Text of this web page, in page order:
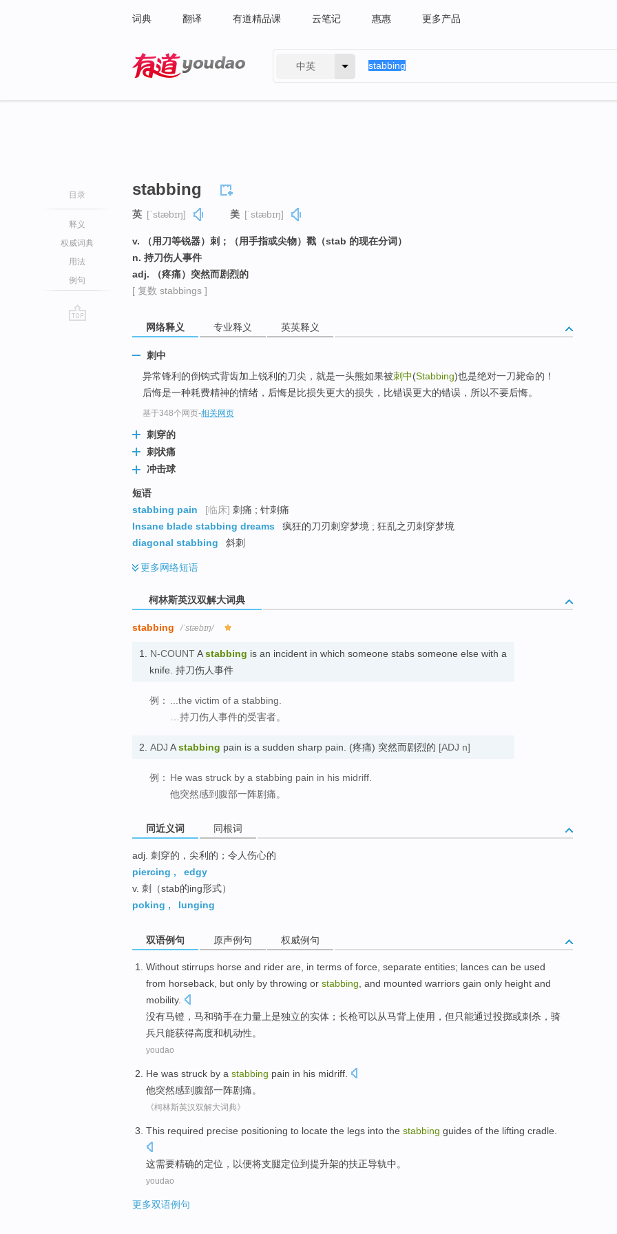
词典 翻译 有道精品课 云笔记 惠惠 更多产品
中英
目录
释义
权威词典
用法
例句
stabbing
英 [ˈstæbɪŋ] 美 [ˈstæbɪŋ]
v. （用刀等锐器）刺；（用手指或尖物）戳（stab 的现在分词）
n. 持刀伤人事件
adj. （疼痛）突然而剧烈的
[ 复数 stabbings ]
网络释义 专业释义 英英释义
刺中
异常锋利的倒钩式背齿加上锐利的刀尖，就是一头熊如果被刺中(Stabbing)也是绝对一刀毙命的！
后悔是一种耗费精神的情绪，后悔是比损失更大的损失，比错误更大的错误，所以不要后悔。
基于348个网页-相关网页
刺穿的
刺状痛
冲击球
短语
stabbing pain
[临床] 刺痛 ; 针刺痛
Insane blade stabbing dreams
疯狂的刀刃刺穿梦境 ; 狂乱之刃刺穿梦境
diagonal stabbing
斜刺
更多网络短语
柯林斯英汉双解大词典
stabbing /ˈstæbɪŋ/
1. N-COUNTAstabbing is an incident in which someone stabs someone else with a
knife. 持刀伤人事件
例：
...the victim of a stabbing.
…持刀伤人事件的受害者。
2. ADJ Astabbing pain is a sudden sharp pain. (疼痛) 突然而剧烈的 [ADJ n]
例： He was struck by a stabbing pain in his midriff.
他突然感到腹部一阵剧痛。
同近义词 同根词
adj. 刺穿的，尖利的；令人伤心的
piercing ,
edgy
v. 刺（stab的ing形式）
poking , lunging
双语例句 原声例句 权威例句
Without stirrups horse and rider are in terms of force separate entities; lances can be used
from horseback but only by throwing or stabbing and mounted warriors gain only height and
mobility.
没有马镫 ， 马和骑手在力量 上是独立的实体 ； 长枪可以 从马背上使用 ， 但 只能通过投掷或刺杀 ， 骑
兵只能获得高度和机动性。
youdao
He was struck by a stabbing pain in his midriff
他突然感到 腹部一阵剧痛。
《柯林斯英汉双解大词典》
This required precise positioning to locate the legs into the stabbing guides of the lifting cradle
这需要精确的定位 ，以便将支腿定位到提升架的扶正导轨中 。
youdao
更多双语例句